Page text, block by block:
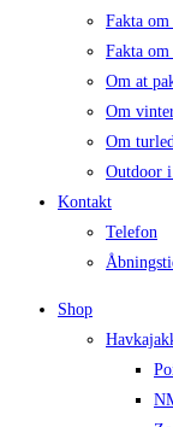
Fakta
Fakta
Om at
Om
Om
Outdoor
Kontakt
Telefon
Shop